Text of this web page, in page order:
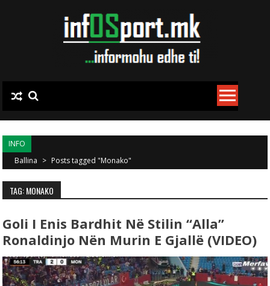
INFO
Ballina > Posts tagged "Monako"
TAG: MONAKO
Goli I Enis Bardhit Në Stilin “alla”
Ronaldinjo Nën Murin E Gjallë (VIDEO)